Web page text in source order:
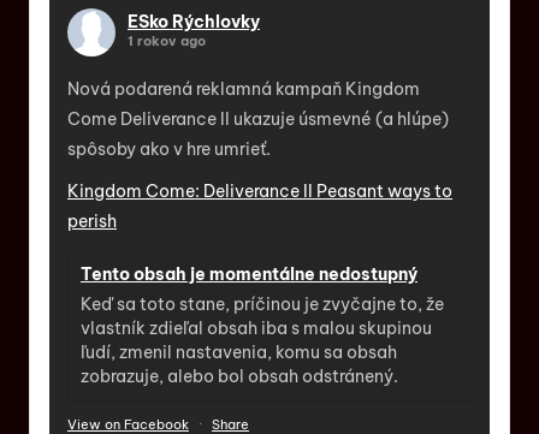
ESko Rýchlovky
1 rokov ago
Nová podarená reklamná kampaň Kingdom
Come Deliverance II ukazuje úsmevné (a hlúpe)
spôsoby ako v hre umrieť.
Kingdom Come: Deliverance II Peasant ways to
perish
Tento obsah je momentálne nedostupný
Keď sa toto stane, príčinou je zvyčajne to, že
vlastník zdieľal obsah iba s malou skupinou
ľudí, zmenil nastavenia, komu sa obsah
zobrazuje, alebo bol obsah odstránený.
View on Facebook · Share